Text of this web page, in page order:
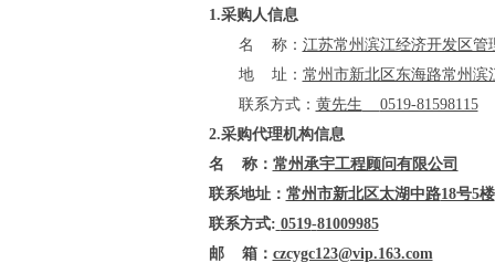
1.采购人信息
名
称： 江苏常州滨江经济开发区管
地
址： 常州市新北区东海路常州滨
联系方式： 黄先生
0519-81598115
2.采购代理机构信息
名
称： 常州承宇工程顾问有限公司
联系地址： 常州市新北区太湖中路18号5楼
联系方式: 0519-81009985
邮
箱： czcygc123@vip.163.com